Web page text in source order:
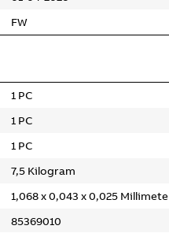
FW
1 PC
1 PC
1 PC
7,5 Kilogram
1,068 x 0,043 x 0,025
85369010